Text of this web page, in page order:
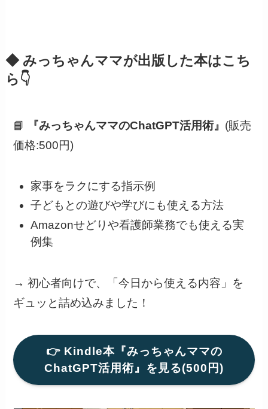
◆ みっちゃんママが出版した本はこち
ら👇
📘 『みっちゃんママのChatGPT活用術』 (販売
価格:500円)
家事をラクにする指示例
子どもとの遊びや学びにも使える方法
Amazonせどりや看護師業務でも使える実
例集
→ 初心者向けで、「今日から使える内容」を
ギュッと詰め込みました！
👉 Kindle本『みっちゃんママの
ChatGPT活用術』を見る(500円)